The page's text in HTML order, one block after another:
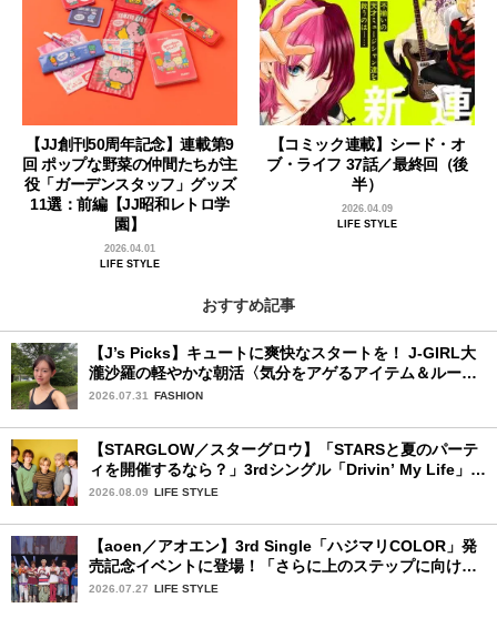
【JJ創刊50周年記念】連載第9
回 ポップな野菜の仲間たちが主
役「ガーデンスタッフ」グッズ
11選：前編【JJ昭和レトロ学
園】
2026.04.01
LIFE STYLE
【コミック連載】シード・オ
ブ・ライフ 37話／最終回（後
半）
2026.04.09
LIFE STYLE
おすすめ記事
【J’s Picks】キュートに爽快なスタートを！ J-GIRL大
瀧沙羅の軽やかな朝活〈気分をアゲるアイテム＆ルーテ
ィーン〉
2026.07.31 FASHION
【STARGLOW／スターグロウ】「STARSと夏のパーテ
ィを開催するなら？」3rdシングル「Drivin’ My Life」リ
リース記念インタビュー！
2026.08.09 LIFE STYLE
【aoen／アオエン】3rd Single「ハジマリCOLOR」発
売記念イベントに登場！「さらに上のステップに向けた
新たなハジマリになるように」と爽やかな笑顔で意気込
2026.07.27 LIFE STYLE